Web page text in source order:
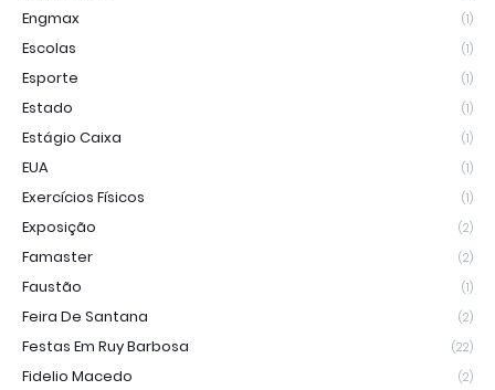
Engmax (1)
Escolas (1)
Esporte (1)
Estado (1)
Estágio Caixa (1)
EUA (1)
Exercícios Físicos (1)
Exposição (2)
Famaster (2)
Faustão (1)
Feira De Santana (2)
Festas Em Ruy Barbosa (22)
Fidelio Macedo (2)